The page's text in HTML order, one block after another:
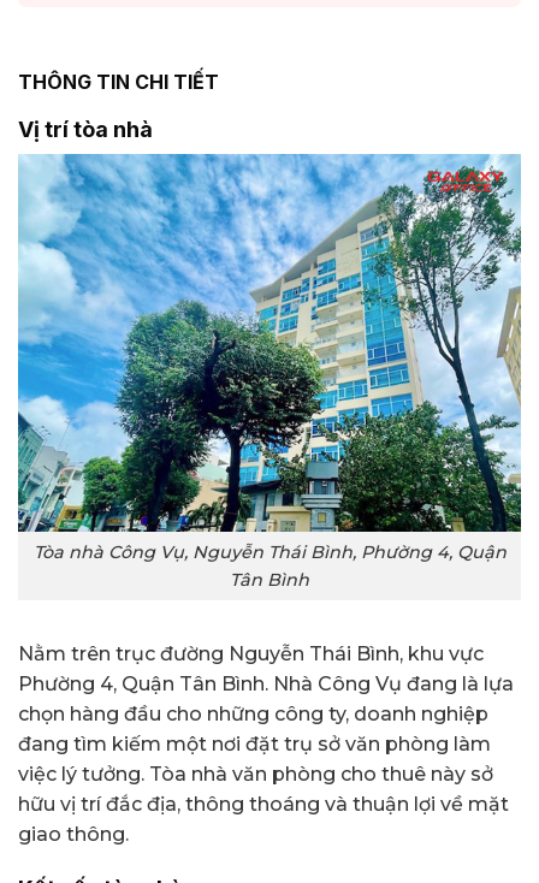
THÔNG TIN CHI TIẾT
Vị trí tòa nhà
Tòa nhà Công Vụ, Nguyễn Thái Bình, Phường 4, Quận
Tân Bình
Nằm trên trục đường Nguyễn Thái Bình, khu vực
Phường 4, Quận Tân Bình. Nhà Công Vụ đang là lựa
chọn hàng đầu cho những công ty, doanh nghiệp
đang tìm kiếm một nơi đặt trụ sở văn phòng làm
việc lý tưởng. Tòa nhà văn phòng cho thuê này sở
hữu vị trí đắc địa, thông thoáng và thuận lợi về mặt
giao thông.